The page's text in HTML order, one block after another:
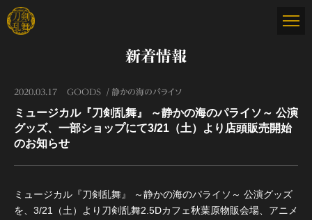
新着情報
2020.03.17 GOODS 静かの海のパライソ
ミュージカル『刀剣乱舞』 ～静かの海のパライソ～ 公演
グッズ、一部ショップにて3/21（土）より店頭販売開始
のお知らせ
ミュージカル『刀剣乱舞』 ～静かの海のパライソ～ 公演グッズ
を、3/21（土）より刀剣乱舞2.5Dカフェ秋葉原物販会場、アニメ